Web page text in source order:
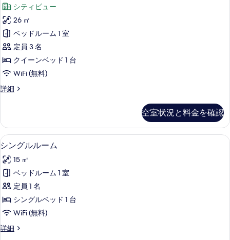
す
べ
て
の
写
真
を
表
す
る
屋
(for
4)
の
詳
細
ペ
リ
ア
ル
ー
ム
バ
コ
ニ
ー
シ
テ
ィ
ビ
ュ
ー
シティビュー
26 ㎡
ベッドルーム 1 室
定員 3 名
クイーンベッド 1 台
WiFi (無料)
詳細
ス
ア
ル
ー
バ
ル
ニ
ー
シ
テ
ィ
空室状況と料金を確認
シ
ン
グ
ル
ル
ー
ム
の
シングルルーム | 高級寝具、ミニバ
6
シングルルーム
15 ㎡
ベッドルーム 1 室
定員 1 名
シングルベッド 1 台
WiFi (無料)
詳細
シ